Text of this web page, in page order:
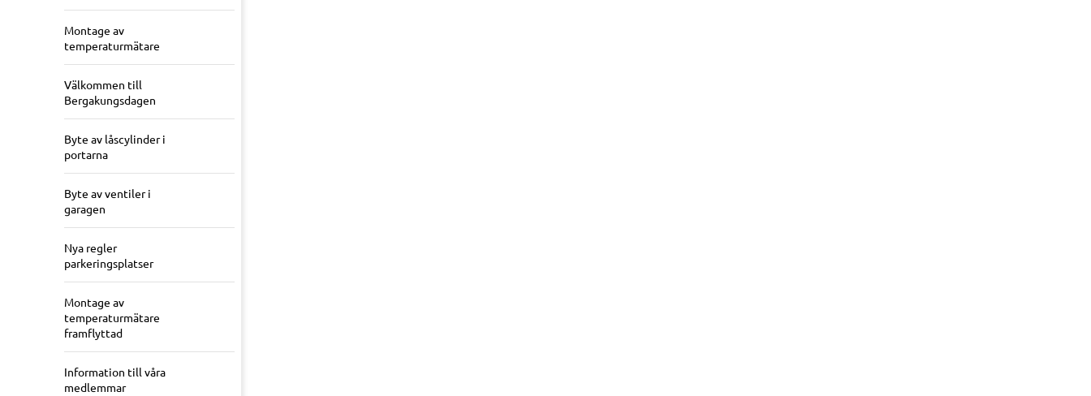
Montage av
temperaturmätare
Välkommen till
Bergakungsdagen
Byte av låscylinder i
portarna
Byte av ventiler i
garagen
Nya regler
parkeringsplatser
Montage av
temperaturmätare
framflyttad
Information till våra
medlemmar